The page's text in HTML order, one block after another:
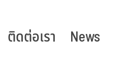
ติดต่อเรา News